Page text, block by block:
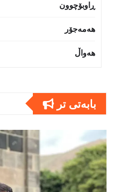
ڕاوبۆچوون
هەمەجۆر
هەواڵ
بابەتى تر